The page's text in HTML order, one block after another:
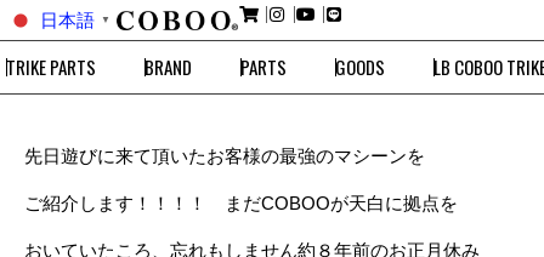
日本語 ▼
TRIKE PARTS BRAND PARTS GOODS LB COBOO
先日遊びに来て頂いたお客様の最強のマシーンを
ご紹介します！！！！ まだCOBOOが天白に拠点を
おいていたころ、忘れもしません約８年前のお正月休み